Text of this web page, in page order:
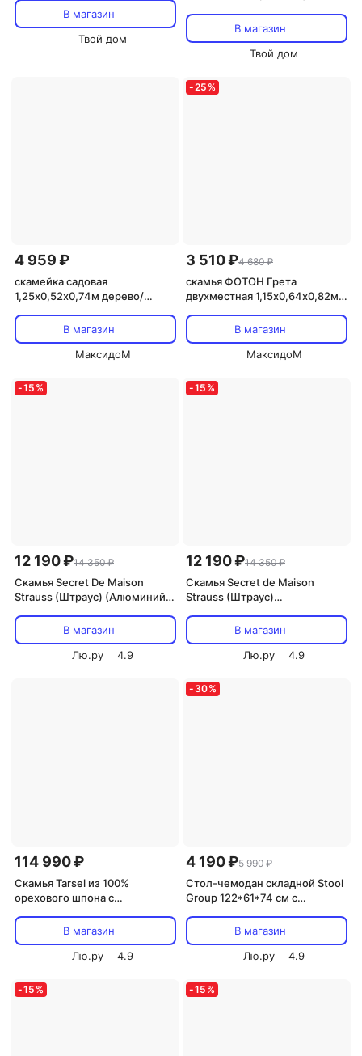
В магазин
Твой дом
В магазин
Твой дом
4 959 ₽
скамейка садовая
1,25х0,52х0,74м дерево/
В магазин
МаксидоМ
-25 %
3 510 ₽4 680 ₽
скамья ФОТОН Грета
двухместная 1,15х0,64х0,82м
В магазин
МаксидоМ
-15 %
12 190 ₽14 350 ₽
Скамья Secret De Maison
Strauss (Штраус) (Алюминий /
В магазин
Лю.ру
4.9
-15 %
12 190 ₽14 350 ₽
Скамья Secret de Maison
Strauss (Штраус)
99хх56х76см, бронзовый
Tetchair 11703
В магазин
Лю.ру
4.9
114 990 ₽
Скамья Tarsel из 100%
орехового шпона с
стали La Forma (ex Julia Grup)
419835
В магазин
Лю.ру
4.9
- 30%
4 190 ₽5 990 ₽
Стол-чемодан складной Stool
Group 122*61*74 см с
арт.УТ000040163
В магазин
Лю.ру
4.9
-15 % -15 %